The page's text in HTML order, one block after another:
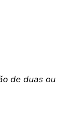
de duas ou